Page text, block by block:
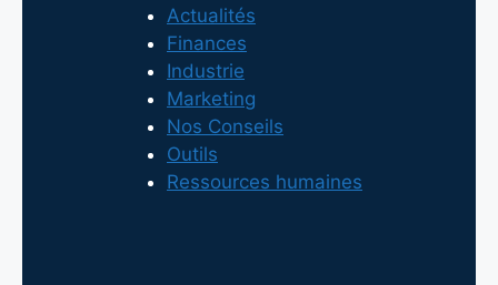
Actualités
Finances
Industrie
Marketing
Nos Conseils
Outils
Ressources humaines